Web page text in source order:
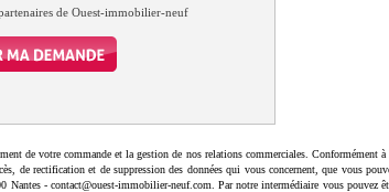
de Ouest-immobilier-neuf
de votre commande et la gestion de nos relations commerciales. Conformément à
de rectification et de suppression des données qui vous concernent, que vous
Nantes - contact@ouest-immobilier-neuf.com. Par notre intermédiaire vous pouvez